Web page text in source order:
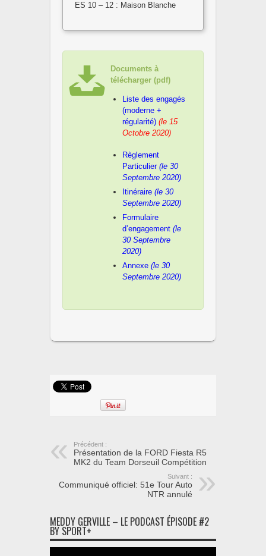
ES 10 – 12 : Maison Blanche
Documents à
télécharger (pdf)
Liste des engagés
(moderne +
régularité) (le 15
Octobre 2020)
Règlement
Particulier (le 30
Septembre 2020)
Itinéraire (le 30
Septembre 2020)
Formulaire
d’engagement (le
30 Septembre
2020)
Annexe (le 30
Septembre 2020)
Précédent :
Présentation de la FORD Fiesta R5
MK2 du Team Dorseuil Compétition
Suivant :
Communiqué officiel: 51e Tour Auto
NTR annulé
MEDDY GERVILLE – LE PODCAST ÉPISODE #2
BY SPORT+